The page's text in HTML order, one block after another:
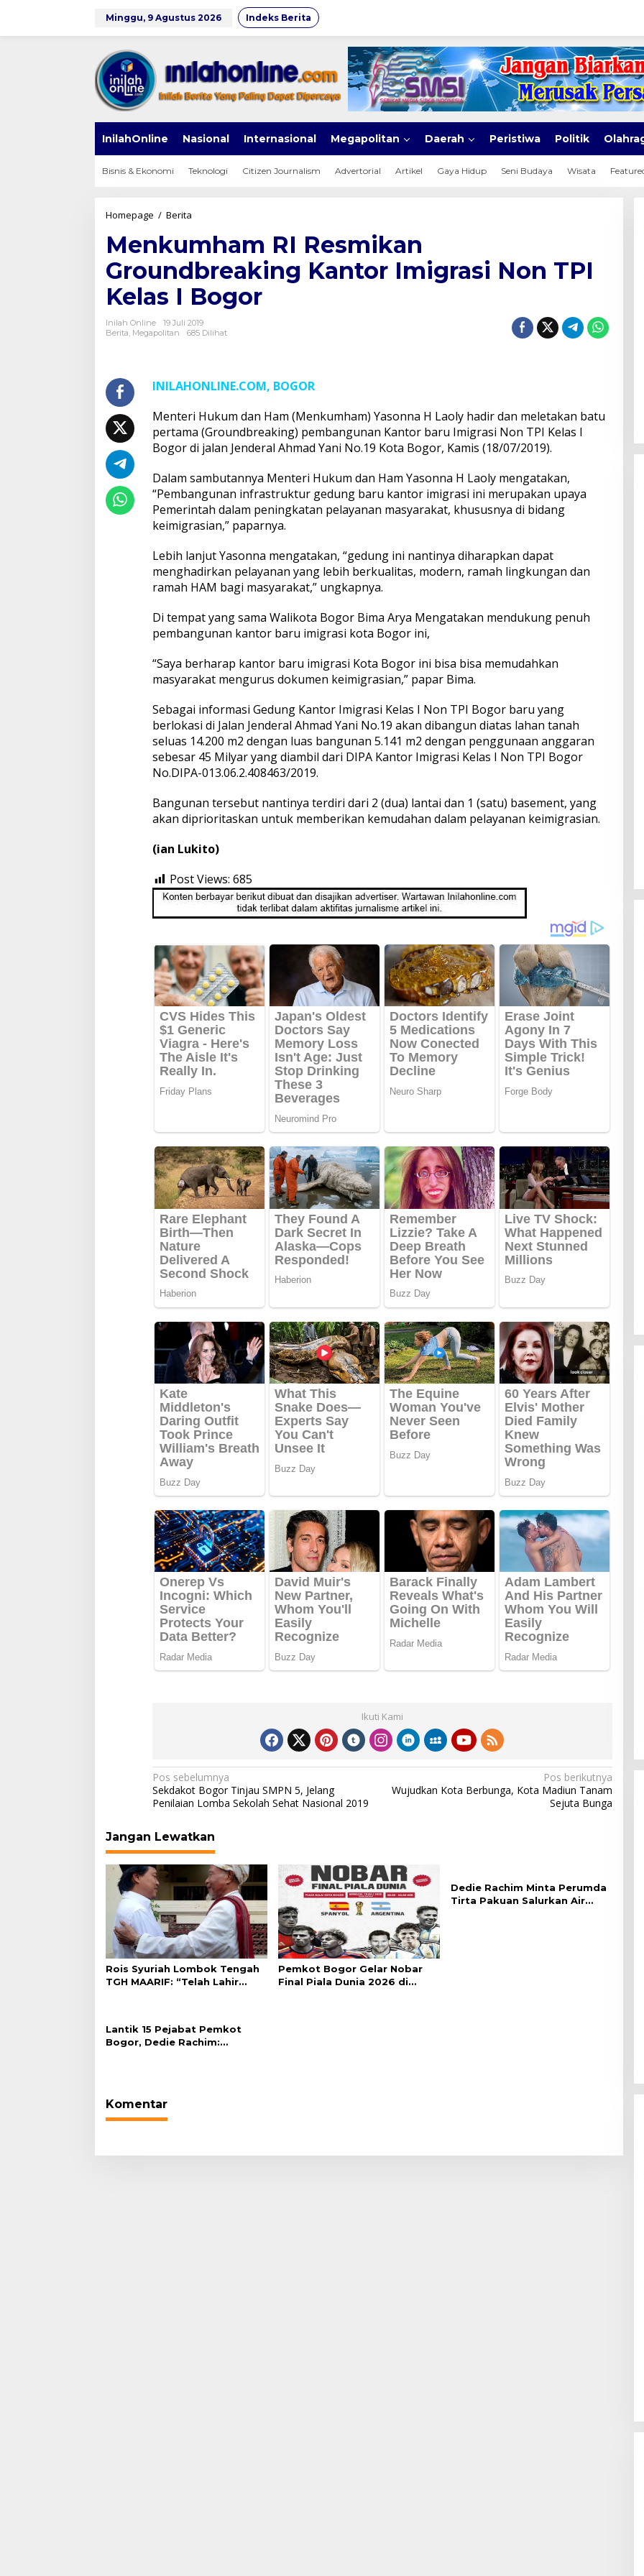
Minggu, 9 Agustus 2026 Indeks Berita
InilahOnline Nasional Internasional Megapolitan Daerah Peristiwa Politik
Bisnis & Ekonomi Teknologi Citizen Journalism Advertorial Artikel Gaya Hidup Seni Budaya Wisata
Homepage / Berita
Resmikan
Groundbreaking
Kantor
Imigrasi
Non
TPI
Kelas
I
Menkumham RI Resmikan
Groundbreaking Kantor Imigrasi Non TPI
Kelas I Bogor
Inilah Online
19 Juli 2019
Berita, Megapolitan 685 Dilihat
INILAHONLINE.COM, BOGOR
Menteri Hukum dan Ham (Menkumham) Yasonna H Laoly hadir dan meletakan batu
pertama (Groundbreaking) pembangunan Kantor baru Imigrasi Non TPI Kelas I
Bogor di jalan Jenderal Ahmad Yani No.19 Kota Bogor, Kamis (18/07/2019).
Dalam sambutannya Menteri Hukum dan Ham Yasonna H Laoly mengatakan,
“Pembangunan infrastruktur gedung baru kantor imigrasi ini merupakan upaya
Pemerintah dalam peningkatan pelayanan masyarakat, khususnya di bidang
keimigrasian,” paparnya.
Lebih lanjut Yasonna mengatakan, “gedung ini nantinya diharapkan dapat
menghadirkan pelayanan yang lebih berkualitas, modern, ramah lingkungan dan
ramah HAM bagi masyarakat,” ungkapnya.
Di tempat yang sama Walikota Bogor Bima Arya Mengatakan mendukung penuh
pembangunan kantor baru imigrasi kota Bogor ini,
“Saya berharap kantor baru imigrasi Kota Bogor ini bisa bisa memudahkan
masyarakat mengurus dokumen keimigrasian,” papar Bima.
Sebagai informasi Gedung Kantor Imigrasi Kelas I Non TPI Bogor baru yang
berlokasi di Jalan Jenderal Ahmad Yani No.19 akan dibangun diatas lahan tanah
seluas 14.200 m2 dengan luas bangunan 5.141 m2 dengan penggunaan anggaran
sebesar 45 Milyar yang diambil dari DIPA Kantor Imigrasi Kelas I Non TPI Bogor
No.DIPA-013.06.2.408463/2019.
Bangunan tersebut nantinya terdiri dari 2 (dua) lantai dan 1 (satu) basement, yang
akan diprioritaskan untuk memberikan kemudahan dalam pelayanan keimigrasian.
(ian Lukito)
Post Views: 685
Ikuti Kami
Navigasi
pos
Pos sebelumnya
Sekdakot Bogor Tinjau SMPN 5, Jelang
Penilaian Lomba Sekolah Sehat Nasional 2019
Pos berikutnya
Wujudkan Kota Berbunga, Kota Madiun Tanam
Sejuta Bunga
Jangan Lewatkan
Rois Syuriah Lombok Tengah
TGH MAARIF: “Telah Lahir
Pemkot Bogor Gelar Nobar
Final Piala Dunia 2026 di
Dedie Rachim Minta Perumda
Tirta Pakuan Salurkan Air
Lantik 15 Pejabat Pemkot
Bogor, Dedie Rachim:
Komentar